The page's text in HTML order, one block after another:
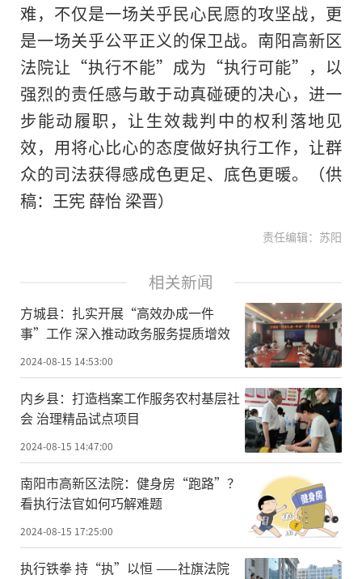
难，不仅是一场关乎民心民愿的攻坚战，更
是一场关乎公平正义的保卫战。南阳高新区
法院让“执行不能”成为“执行可能”，以
强烈的责任感与敢于动真碰硬的决心，进一
步能动履职，让生效裁判中的权利落地见
效，用将心比心的态度做好执行工作，让群
众的司法获得感成色更足、底色更暖。（供
稿：王宪 薛怡 梁晋）
责任编辑：苏阳
相关新闻
方城县：扎实开展“高效办成一件
事”工作 深入推动政务服务提质增效
2024-08-15 14:53:00
内乡县：打造档案工作服务农村基层社
会 治理精品试点项目
2024-08-15 14:47:00
南阳市高新区法院：健身房“跑路”？
看执行法官如何巧解难题
2024-08-15 17:25:00
执行铁拳 持“执”以恒 ——社旗法院